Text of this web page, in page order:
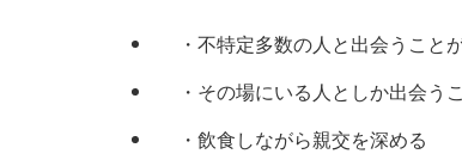
・不特定多数の人と出会うこと
・その場にいる人としか出会う
・飲食しながら親交を深める